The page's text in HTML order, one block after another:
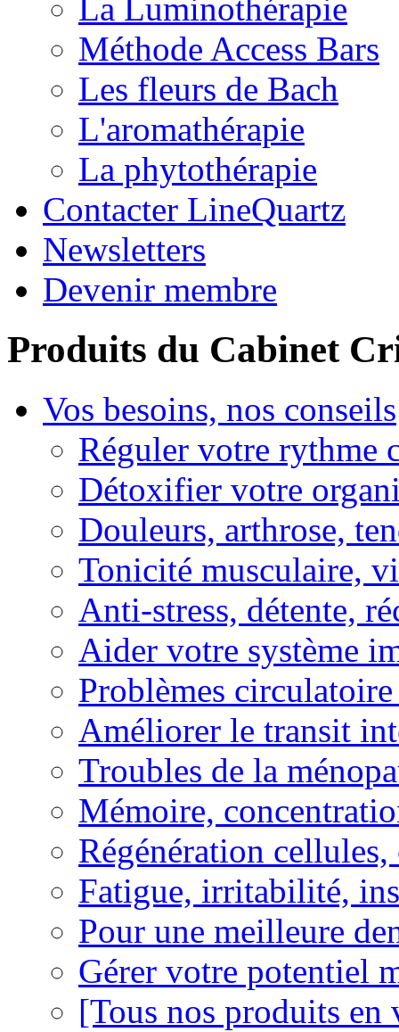
La Luminothérapie
Méthode Access Bars
Les fleurs de Bach
L'aromathérapie
La phytothérapie
Contacter LineQuartz
Newsletters
Devenir membre
Produits du Cabinet
Vos besoins, nos conseils
Réguler votre rythme
Détoxifier votre
Douleurs, arthrose,
Tonicité musculaire,
Anti-stress, détente,
Aider votre système
Problèmes
Améliorer le transit
Troubles de la
Mémoire,
Régénération
Fatigue, irritabilité,
Pour une meilleure
Gérer votre potentiel
[Tous nos produits en